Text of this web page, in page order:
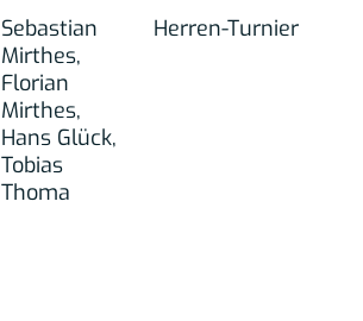
Sebastian
Mirthes,
Florian
Mirthes,
Hans Glück,
Tobias
Thoma
Herren-Turnier